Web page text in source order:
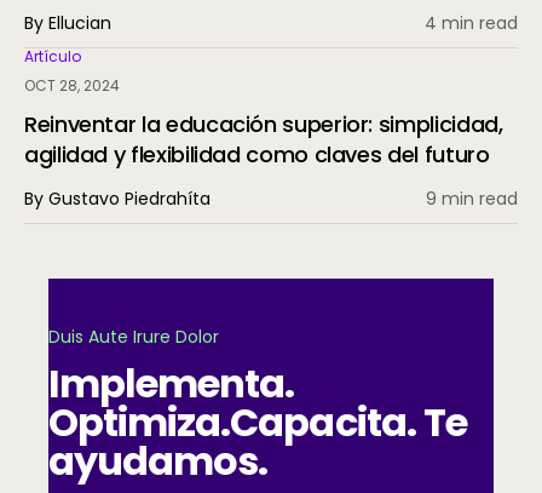
By Ellucian 4 min read
Artículo
OCT 28, 2024
Reinventar la educación superior: simplicidad,
agilidad y flexibilidad como claves del futuro
By Gustavo Piedrahíta 9 min read
Duis Aute Irure Dolor
Implementa.
Optimiza.Capacita. Te
ayudamos.